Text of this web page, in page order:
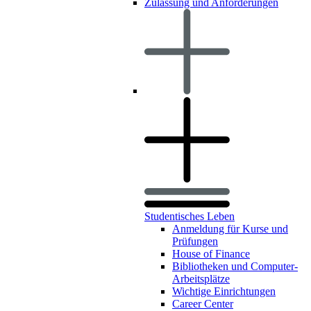
Zulassung und Anforderungen
Studentisches Leben
Anmeldung für Kurse und
Prüfungen
House of Finance
Bibliotheken und Computer-
Arbeitsplätze
Wichtige Einrichtungen
Career Center